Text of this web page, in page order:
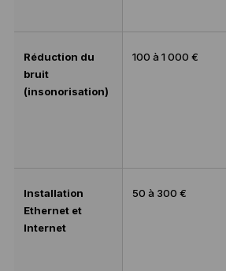
Réduction du
bruit
(insonorisation)
100 à 1 000 €
Installation
Ethernet et
Internet
50 à 300 €